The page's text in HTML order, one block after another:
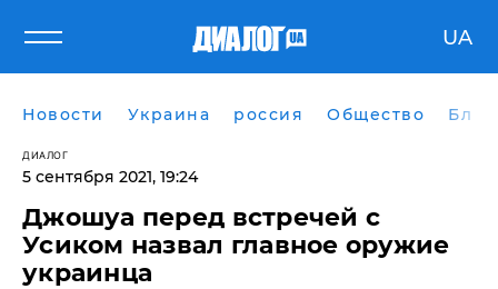
UA
Новости Украина россия Общество
ДИАЛОГ
5 сентября 2021, 19:24
Джошуа перед встречей с
Усиком назвал главное оружие
украинца